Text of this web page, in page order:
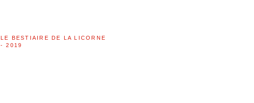
LE BESTIAIRE DE LA LICORNE
- 2019